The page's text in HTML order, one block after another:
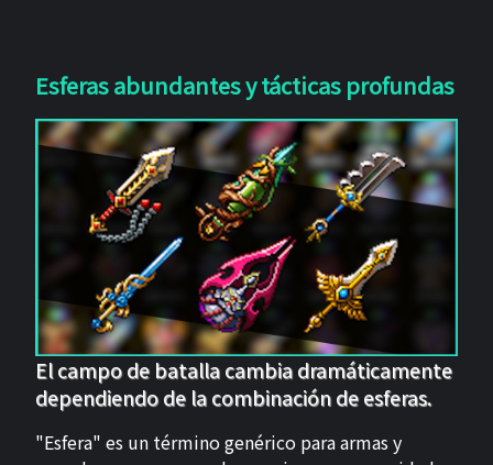
Esferas abundantes y tácticas profundas
El campo de batalla cambia dramáticamente
dependiendo de la combinación de esferas.
"Esfera" es un término genérico para armas y